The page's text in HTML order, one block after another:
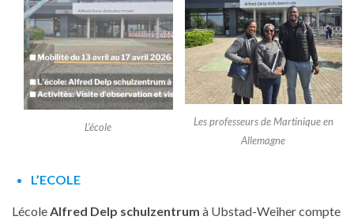
L’école
Les professeurs de Martinique en
Allemagne
L’ECOLE
LécoleAlfred Delp schulzentrum à Ubstad-Weiher compte